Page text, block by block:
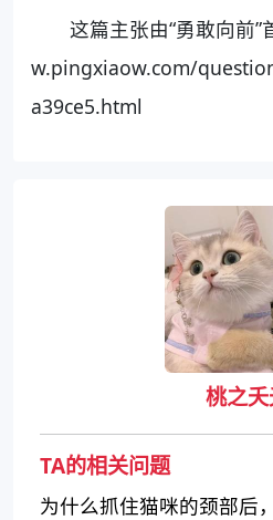
这篇主张由“勇敢向前
w.pingxiaow.com/
a39ce5.html
桃之
TA的相关问题
为什么抓住猫咪的颈部后